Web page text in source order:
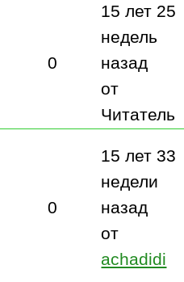
0
15 лет 25
недель
назад
от
Читатель
0
15 лет 33
недели
назад
от
achadidi